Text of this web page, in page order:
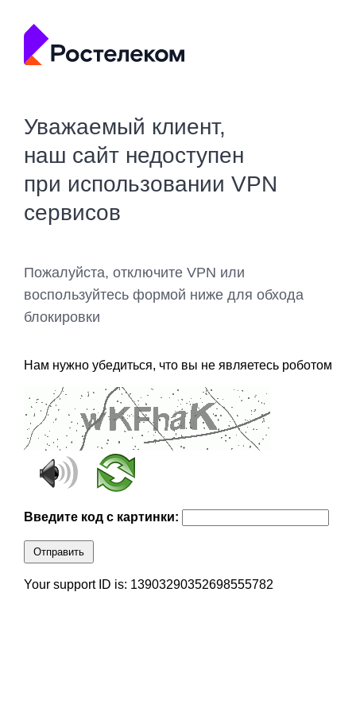
Уважаемый клиент,
наш сайт недоступен
при использовании VPN
сервисов
Пожалуйста, отключите VPN или
воспользуйтесь формой ниже для обхода
блокировки
Нам нужно убедиться, что вы не являетесь роботом
Введите код с картинки:
Отправить
Your support ID is: 13903290352698555782